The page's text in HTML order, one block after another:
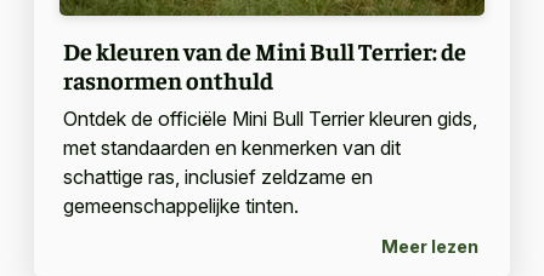
De kleuren van de Mini Bull Terrier: de
rasnormen onthuld
Ontdek de officiële Mini Bull Terrier kleuren gids,
met standaarden en kenmerken van dit
schattige ras, inclusief zeldzame en
gemeenschappelijke tinten.
Meer lezen